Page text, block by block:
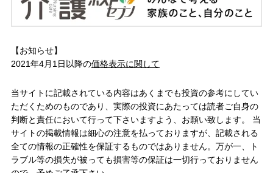
【お知らせ】
2021年4月1日以降の価格表示に関して
当サイトに記載されている内容はあくまでも投資の参考にしてい
ただくためのものであり、実際の投資にあたっては読者ご自身の
判断と責任において行って下さいますよう、お願い致します。 当
サイトの掲載情報は細心の注意を払っておりますが、記載される
全ての情報の正確性を保証するものではありません。万が一、ト
ラブル等の損失が被っても損害等の保証は一切行っておりません